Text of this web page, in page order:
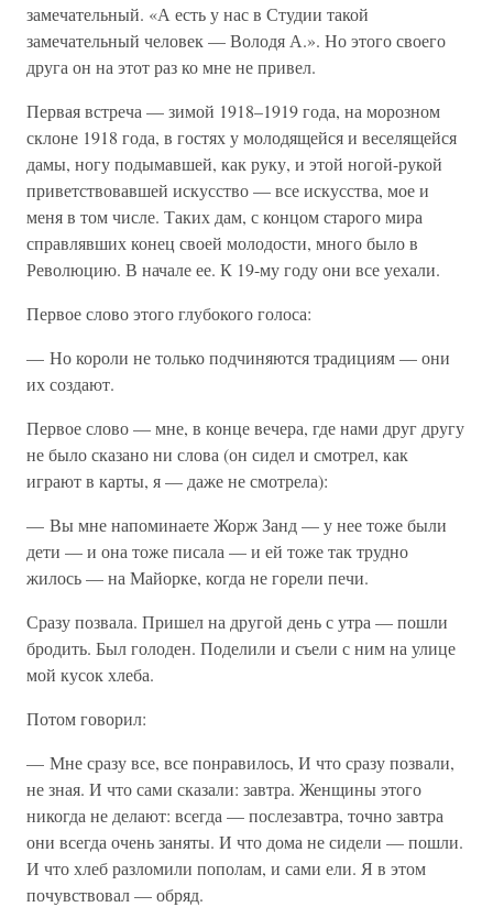
замечательный. «А есть у нас в Студии такой
замечательный человек — Володя А.». Но этого своего
друга он на этот раз ко мне не привел.
Первая встреча — зимой 1918–1919 года, на морозном
склоне 1918 года, в гостях у молодящейся и веселящейся
дамы, ногу подымавшей, как руку, и этой ногой-рукой
приветствовавшей искусство — все искусства, мое и
меня в том числе. Таких дам, с концом старого мира
справлявших конец своей молодости, много было в
Революцию. В начале ее. К 19-му году они все уехали.
Первое слово этого глубокого голоса:
— Но короли не только подчиняются традициям — они
их создают.
Первое слово — мне, в конце вечера, где нами друг другу
не было сказано ни слова (он сидел и смотрел, как
играют в карты, я — даже не смотрела):
— Вы мне напоминаете Жорж Занд — у нее тоже были
дети — и она тоже писала — и ей тоже так трудно
жилось — на Майорке, когда не горели печи.
Сразу позвала. Пришел на другой день с утра — пошли
бродить. Был голоден. Поделили и съели с ним на улице
мой кусок хлеба.
Потом говорил:
— Мне сразу все, все понравилось, И что сразу позвали,
не зная. И что сами сказали: завтра. Женщины этого
никогда не делают: всегда — послезавтра, точно завтра
они всегда очень заняты. И что дома не сидели — пошли.
И что хлеб разломили пополам, и сами ели. Я в этом
почувствовал — обряд.